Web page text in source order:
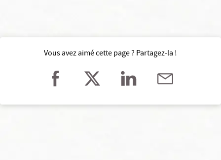
Vous avez aimé cette page ? Partagez-la !